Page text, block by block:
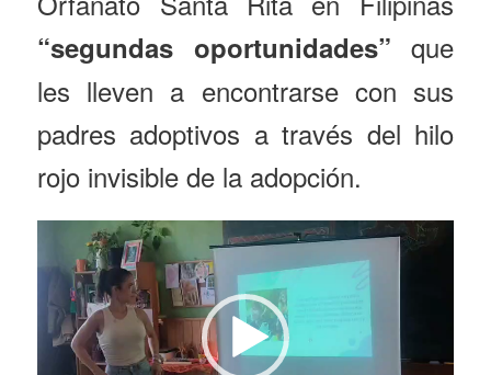
“segundas oportunidades” que
les lleven a encontrarse con sus
padres adoptivos a través del hilo
rojo invisible de la adopción.